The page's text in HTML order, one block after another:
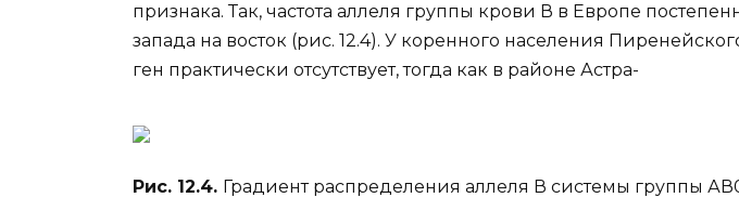
признака. Так, частота аллеля группы крови В в Европе
запада на восток (рис. 12.4). У коренного населения
ген практически отсутствует, тогда как в районе Астра-
Рис. 12.4. Градиент распределения аллеля В системы группы